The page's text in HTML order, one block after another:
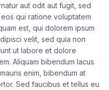
aut odit aut fugit, sed
qui ratione voluptatem
est, qui dolorem ipsum
velit, sed quia non
ut labore et dolore
Aliquam bibendum lacus
enim, bibendum at
Sed faucibus et tellus eu